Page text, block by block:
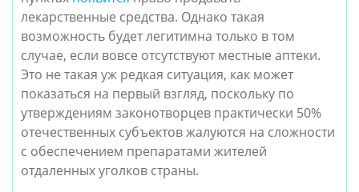
лекарственные средства. Однако такая
возможность будет легитимна только в том
случае, если вовсе отсутствуют местные аптеки.
Это не такая уж редкая ситуация, как может
показаться на первый взгляд, поскольку по
утверждениям законотворцев практически 50%
отечественных субъектов жалуются на сложности
с обеспечением препаратами жителей
отдаленных уголков страны.